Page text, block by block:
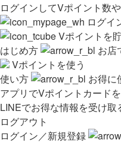
ログインしてVポイント数
ログイ
Vポイントを
はじめ方
お店
Vポイントを使う
使い方
お得に
アプリでVポイントカード
LINEでお得な情報を受け取
ログアウト
ログイン／新規登録